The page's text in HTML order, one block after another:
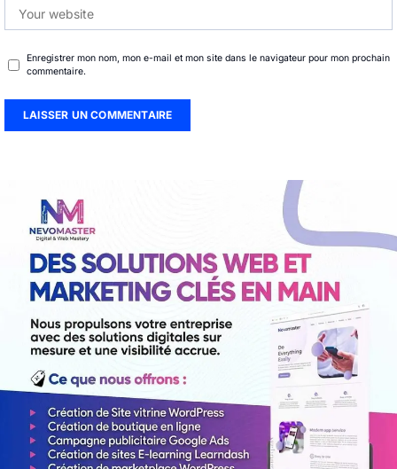
Enregistrer mon nom, mon e-mail et mon site dans le navigateur pour mon prochain
commentaire.